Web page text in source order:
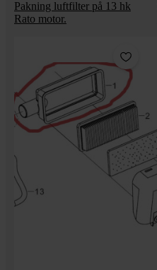
Pakning luftfilter på 13 hk
Rato motor.